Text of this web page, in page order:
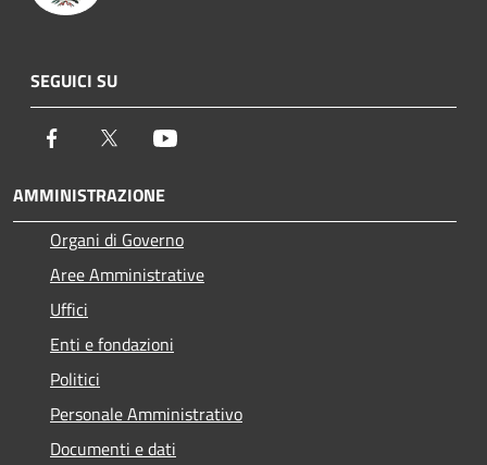
SEGUICI SU
Facebook Twitter
AMMINISTRAZIONE
Organi di Governo
Aree Amministrative
Uffici
Enti e fondazioni
Politici
Personale Amministrativo
Documenti e dati